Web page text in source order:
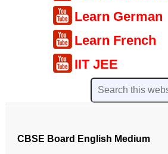
Learn German
Learn French
IIT JEE
CBSE Board English Medium